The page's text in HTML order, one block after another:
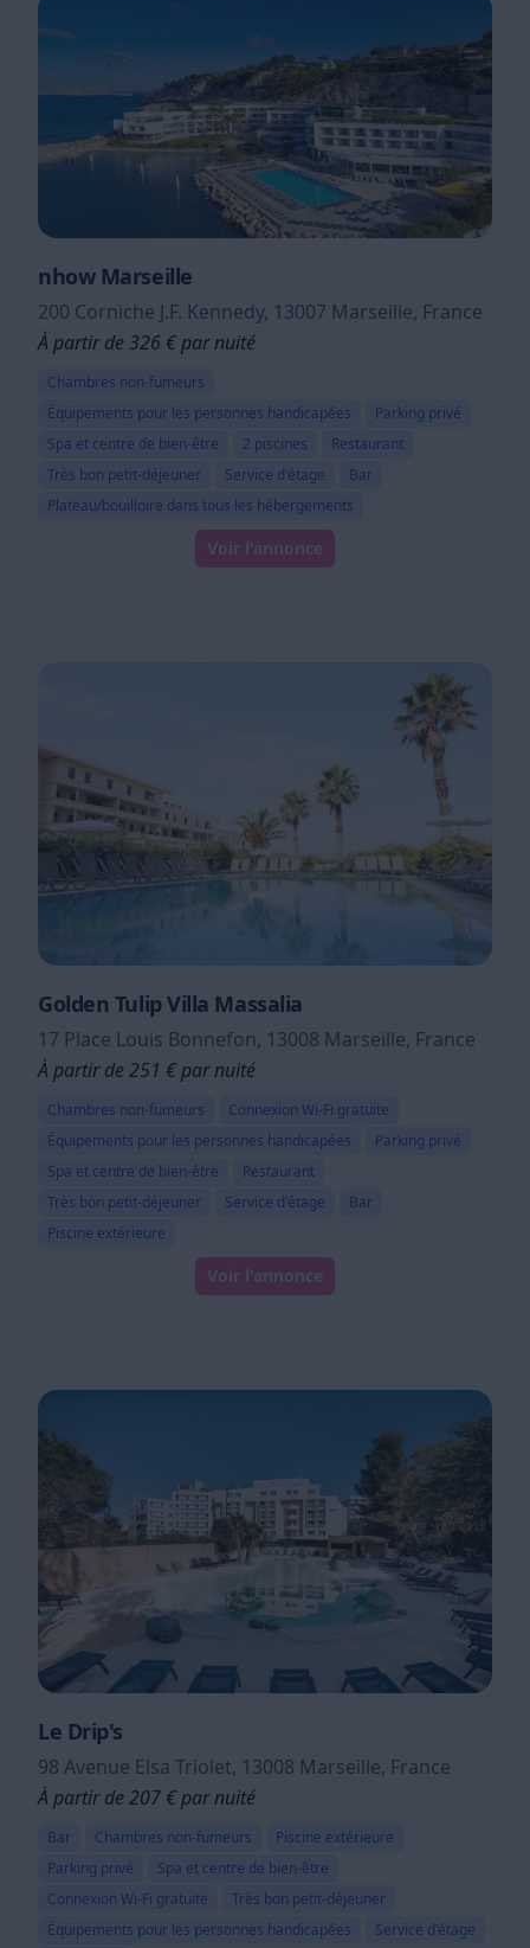
nhow Marseille
200 Corniche J.F. Kennedy, 13007 Marseille, France
À partir de 326 € par nuité
Chambres non-fumeurs
Équipements pour les personnes handicapées
Parking privé
Spa et centre de bien-être
2 piscines
Restaurant
Très bon petit-déjeuner
Service d'étage
Bar
Plateau/bouilloire dans tous les hébergements
Voir l'annonce
Golden Tulip Villa Massalia
17 Place Louis Bonnefon, 13008 Marseille, France
À partir de 251 € par nuité
Chambres non-fumeurs
Connexion Wi-Fi gratuite
Équipements pour les personnes handicapées
Parking privé
Spa et centre de bien-être
Restaurant
Très bon petit-déjeuner
Service d'étage
Bar
Piscine extérieure
Voir l'annonce
Le Drip's
98 Avenue Elsa Triolet, 13008 Marseille, France
À partir de 207 € par nuité
Bar Chambres non-fumeurs
Piscine extérieure
Parking privé
Spa et centre de bien-être
Connexion Wi-Fi gratuite
Très bon petit-déjeuner
Équipements pour les personnes handicapées
Service d'étage